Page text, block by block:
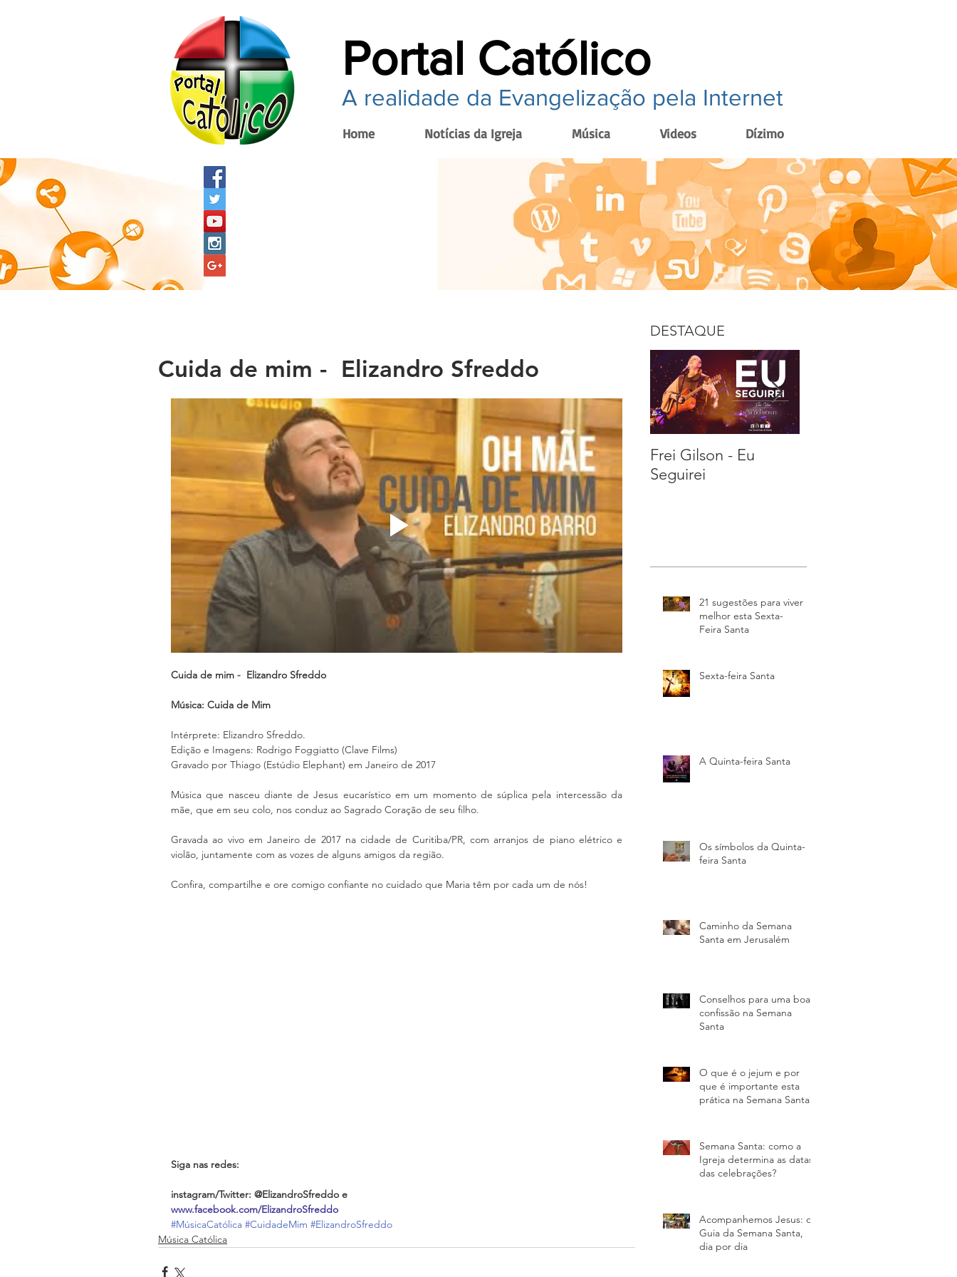
Portal Católico
A realidade da Evangelização pela Internet
Home Notícias da Igreja Música Videos Dízimo
Cuida de mim - Elizandro Sfreddo
Cuida de mim -  Elizandro Sfreddo
Música: Cuida de Mim
Intérprete: Elizandro Sfreddo.
Edição e Imagens: Rodrigo Foggiatto (Clave Films)
Gravado por Thiago (Estúdio Elephant) em Janeiro de 2017
Música que nasceu diante de Jesus eucarístico em um momento de súplica pela intercessão da
mãe, que em seu colo, nos conduz ao Sagrado Coração de seu filho.
Gravada ao vivo em Janeiro de 2017 na cidade de Curitiba/PR, com arranjos de piano elétrico e
violão, juntamente com as vozes de alguns amigos da região.
Confira, compartilhe e ore comigo confiante no cuidado que Maria têm por cada um de nós!
Siga nas redes:
instagram/Twitter: @ElizandroSfreddo e
www.facebook.com/ElizandroSfreddo
#MúsicaCatólica #CuidadeMim #ElizandroSfreddo
Música Católica
DESTAQUE
Frei Gilson - Eu
Seguirei
21 sugestões para viver
melhor esta Sexta-
Feira Santa
Sexta-feira Santa
A Quinta-feira Santa
Os símbolos da Quinta-
feira Santa
Caminho da Semana
Santa em Jerusalém
Conselhos para uma boa
confissão na Semana
Santa
O que é o jejum e por
que é importante esta
prática na Semana Santa?
Semana Santa: como a
Igreja determina as datas
das celebrações?
Acompanhemos Jesus: o
Guia da Semana Santa,
dia por dia